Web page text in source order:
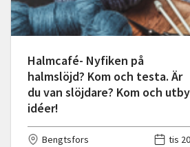
Halmcafé- Nyfiken på
halmslöjd? Kom och testa. Är
du van slöjdare? Kom och
idéer!
Bengtsfors
tis